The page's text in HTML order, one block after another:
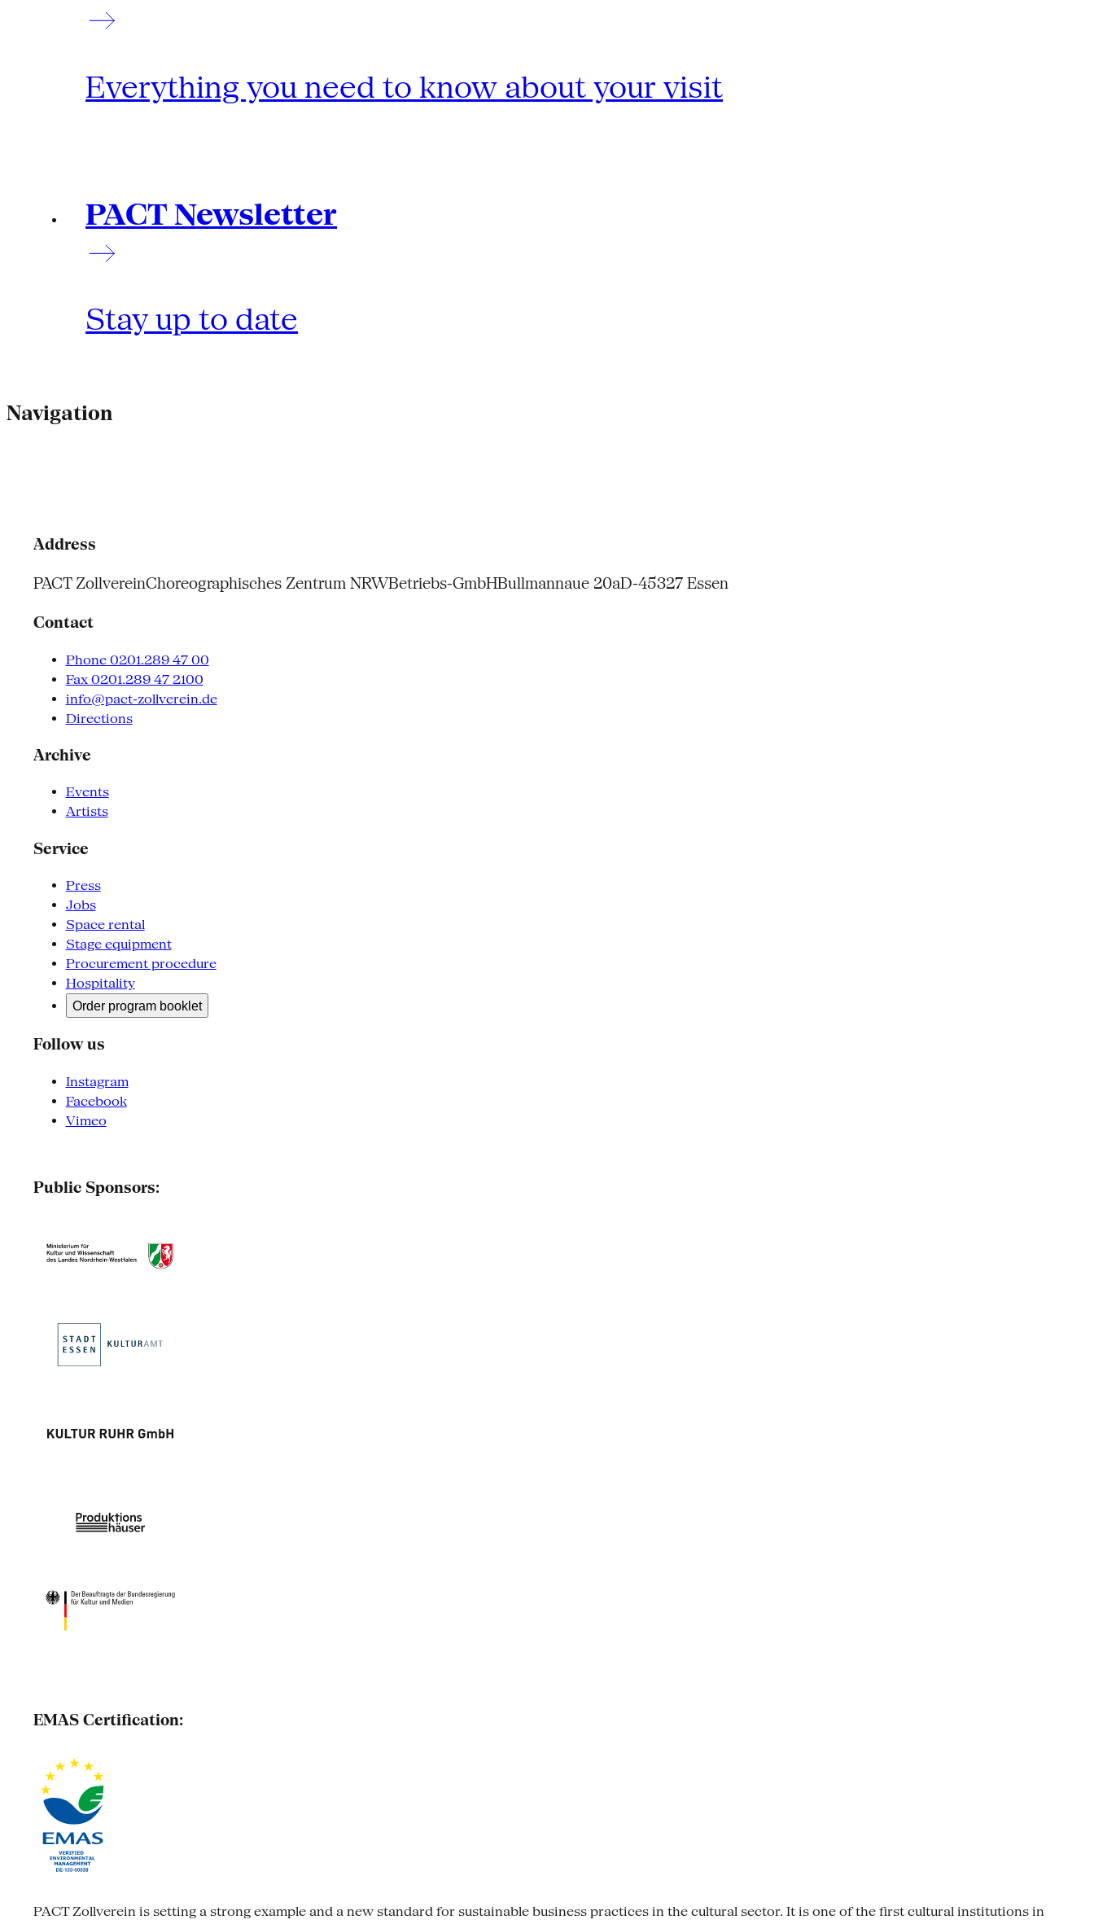
Everything you need to know about your visit
PACT Newsletter
Stay up to date
Navigation
Address
PACT ZollvereinChoreographisches Zentrum NRWBetriebs-GmbHBullmannaue 20aD-45327 Essen
Contact
Phone 0201.289 47 00
Fax 0201.289 47 2100
info@pact-zollverein.de
Directions
Archive
Events
Artists
Service
Press
Jobs
Space rental
Stage equipment
Procurement procedure
Hospitality
Order program booklet
Follow us
Instagram
Facebook
Vimeo
Public Sponsors:
EMAS Certification:
PACT Zollverein is setting a strong example and a new standard for sustainable business practices in the cultural sector. It is one of the first cultural institutions in